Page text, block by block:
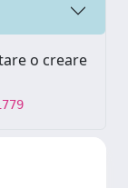
o creare